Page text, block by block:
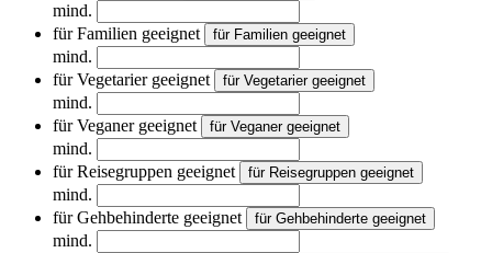
mind.
für Familien geeignet
für Familien geeignet
mind.
für Vegetarier geeignet
für Vegetarier geeignet
mind.
für Veganer geeignet
für Veganer geeignet
mind.
für Reisegruppen geeignet
für Reisegruppen geeignet
mind.
für Gehbehinderte geeignet
für Gehbehinderte geeignet
mind.